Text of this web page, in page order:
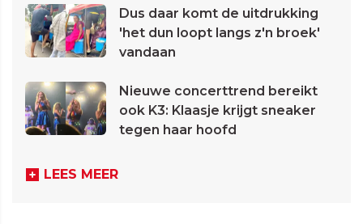
Dus daar komt de uitdrukking
'het dun loopt langs z'n broek'
vandaan
Nieuwe concerttrend bereikt
ook K3: Klaasje krijgt sneaker
tegen haar hoofd
LEES MEER